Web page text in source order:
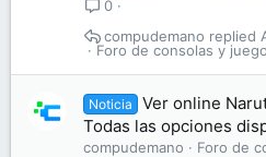
0
Foro de consolas y
compudemano
Noticia
Ver online
Todas las opciones
compudemano
Foro de